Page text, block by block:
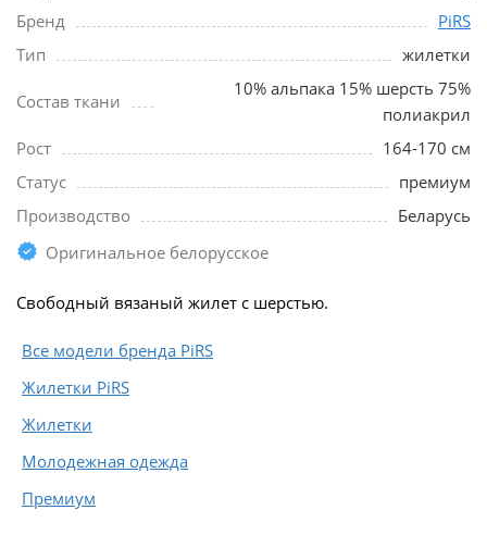
Бренд
PiRS
Тип
жилетки
Состав ткани
10% альпака 15% шерсть 75%
полиакрил
Рост
164-170 см
Статус
премиум
Производство
Беларусь
Оригинальное белорусское
Свободный вязаный жилет с шерстью.
Все модели бренда PiRS
Жилетки PiRS
Жилетки
Молодежная одежда
Премиум